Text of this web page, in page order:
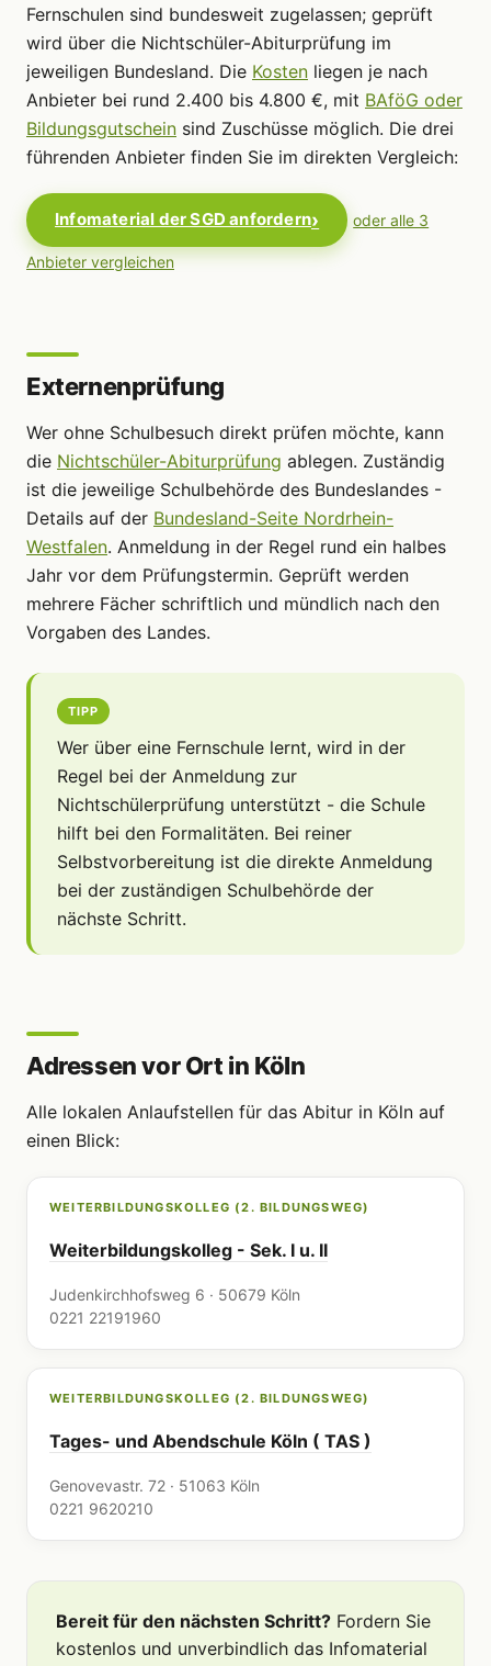
Fernschulen sind bundesweit zugelassen; geprüft
wird über die Nichtschüler-Abiturprüfung im
jeweiligen Bundesland. Die Kosten liegen je nach
Anbieter bei rund 2.400 bis 4.800 €, mit BAföG oder
Bildungsgutschein sind Zuschüsse möglich. Die drei
führenden Anbieter finden Sie im direkten Vergleich:
Infomaterial der SGD anfordern oder alle 3
Anbieter vergleichen
Externenprüfung
Wer ohne Schulbesuch direkt prüfen möchte, kann
die Nichtschüler-Abiturprüfung ablegen. Zuständig
ist die jeweilige Schulbehörde des Bundeslandes -
Details auf der Bundesland-Seite Nordrhein-
Westfalen. Anmeldung in der Regel rund ein halbes
Jahr vor dem Prüfungstermin. Geprüft werden
mehrere Fächer schriftlich und mündlich nach den
Vorgaben des Landes.
TIPP
Wer über eine Fernschule lernt, wird in der
Regel bei der Anmeldung zur
Nichtschülerprüfung unterstützt - die Schule
hilft bei den Formalitäten. Bei reiner
Selbstvorbereitung ist die direkte Anmeldung
bei der zuständigen Schulbehörde der
nächste Schritt.
Adressen vor Ort in Köln
Alle lokalen Anlaufstellen für das Abitur in Köln auf
einen Blick:
WEITERBILDUNGSKOLLEG (2. BILDUNGSWEG)
Weiterbildungskolleg - Sek. I u. II
Judenkirchhofsweg 6 · 50679 Köln
0221 22191960
WEITERBILDUNGSKOLLEG (2. BILDUNGSWEG)
Tages- und Abendschule Köln ( TAS )
Genovevastr. 72 · 51063 Köln
0221 9620210
Bereit für den nächsten Schritt? Fordern Sie
kostenlos und unverbindlich das Infomaterial